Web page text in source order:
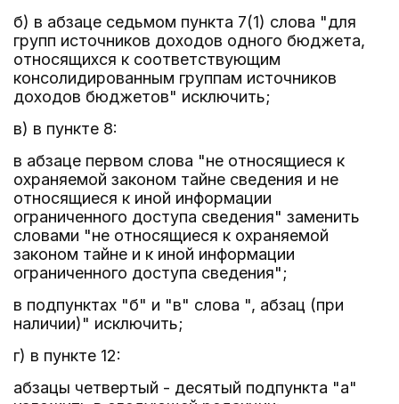
б) в абзаце седьмом пункта 7(1) слова "для
групп источников доходов одного бюджета,
относящихся к соответствующим
консолидированным группам источников
доходов бюджетов" исключить;
в) в пункте 8:
в абзаце первом слова "не относящиеся к
охраняемой законом тайне сведения и не
относящиеся к иной информации
ограниченного доступа сведения" заменить
словами "не относящиеся к охраняемой
законом тайне и к иной информации
ограниченного доступа сведения";
в подпунктах "б" и "в" слова ", абзац (при
наличии)" исключить;
г) в пункте 12:
абзацы четвертый - десятый подпункта "а"